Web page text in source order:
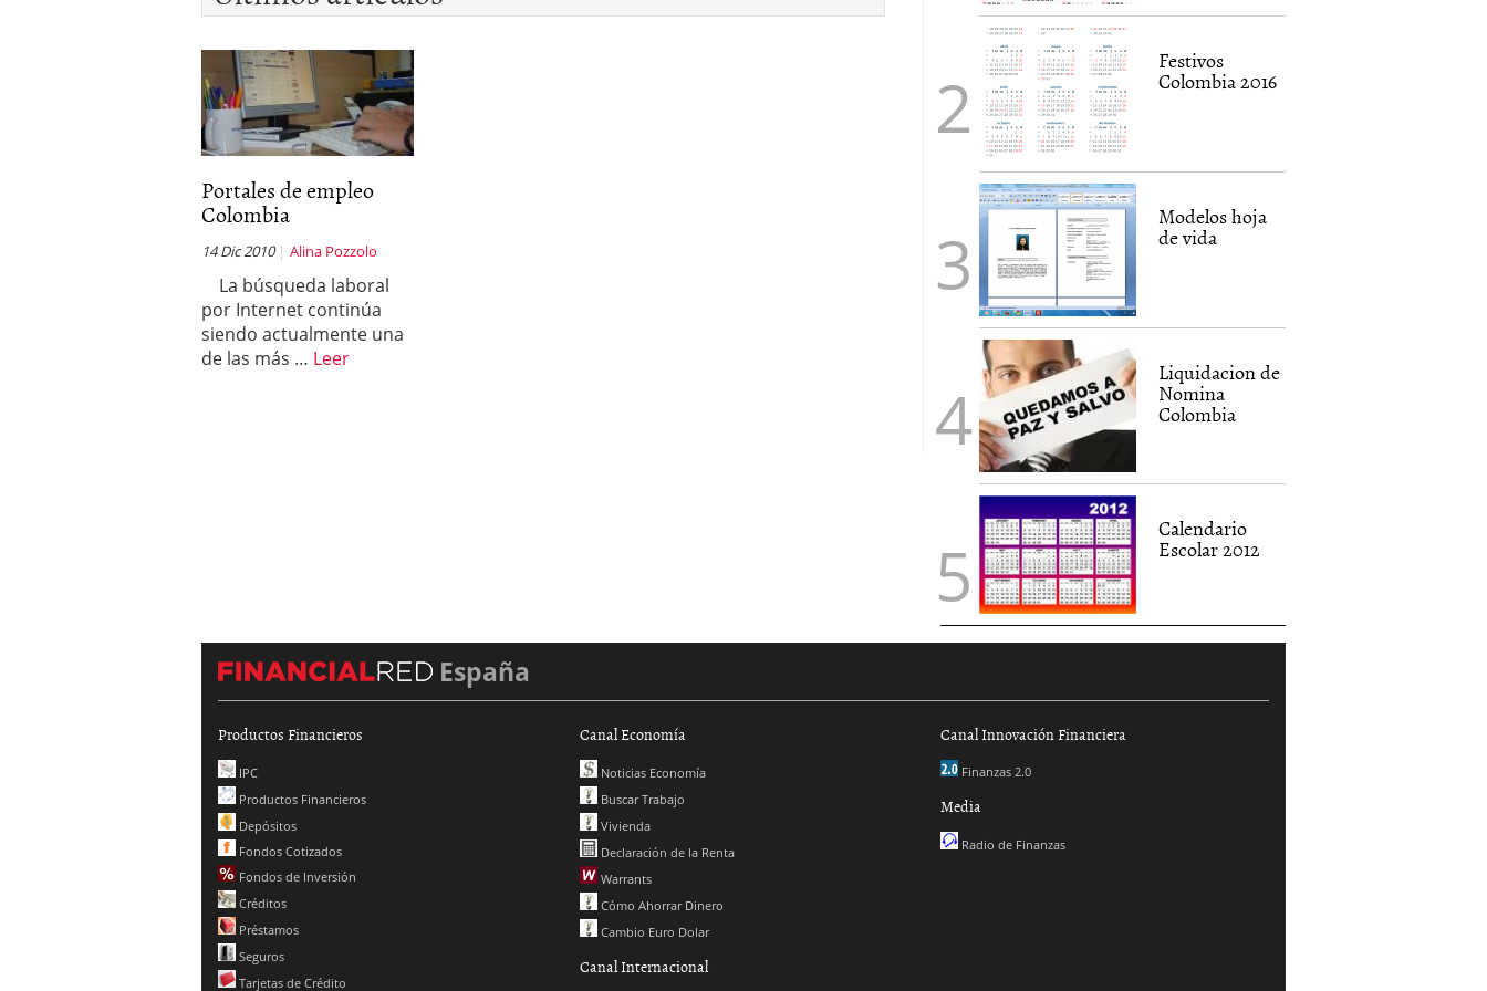
Portales de empleo
Colombia
14 Dic 2010 Alina Pozzolo
La búsqueda laboral
por Internet continúa
siendo actualmente una
de las más … Leer
Festivos
Colombia 2016
Modelos hoja
de vida
Liquidacion de
Nomina
Colombia
Calendario
Escolar 2012
España
Productos Financieros
IPC
Productos Financieros
Depósitos
Fondos Cotizados
Fondos de Inversión
Créditos
Préstamos
Seguros
Tarjetas de Crédito
Canal Economía
Noticias Economía
Buscar Trabajo
Vivienda
Declaración de la Renta
Warrants
Cómo Ahorrar Dinero
Cambio Euro Dolar
Canal Internacional
Canal Innovación Financiera
Finanzas 2.0
Media
Radio de Finanzas